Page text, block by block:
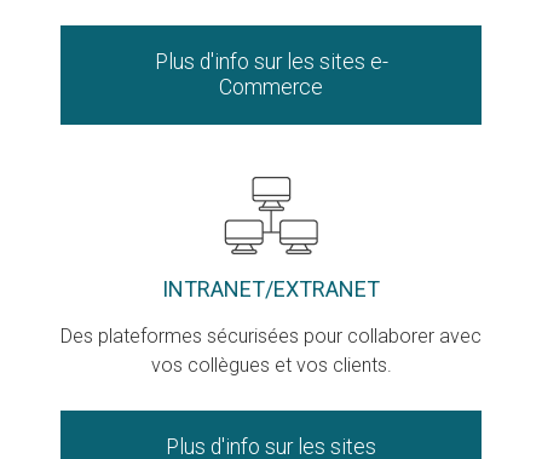
Plus d'info sur les sites e-
Commerce
INTRANET/EXTRANET
Des plateformes sécurisées pour collaborer avec
vos collègues et vos clients.
Plus d'info sur les sites